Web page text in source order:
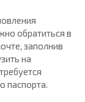
обратиться в
заполнив
на
паспорта.